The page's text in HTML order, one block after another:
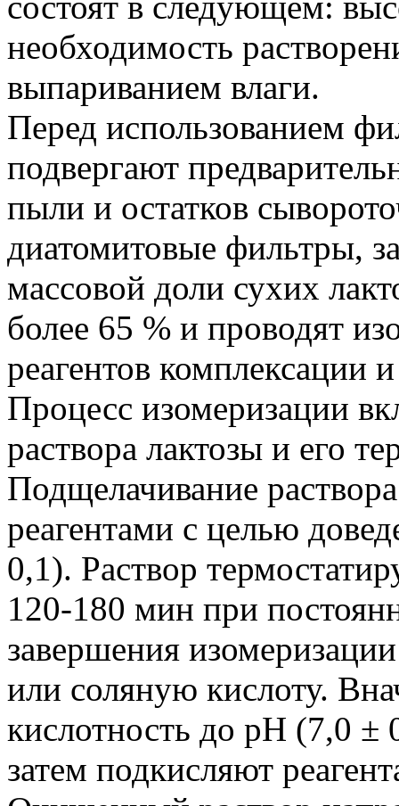
необходимость
выпариванием влаги.
Перед использованием
подвергают
пыли и остатков
диатомитовые фильтры,
массовой доли сухих
более 65 % и проводят
реагентов комплексации
Процесс изомеризации
раствора лактозы и его
Подщелачивание
реагентами с целью
0,1). Раствор
120-180 мин при
завершения
или соляную кислоту.
кислотность до pH (7,0
затем подкисляют